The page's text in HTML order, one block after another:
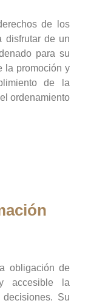
de los
disfrutar de un
para su
la promoción y
de la
ordenamiento
obligación de
accesible la
Su